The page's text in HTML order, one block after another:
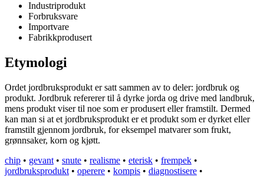
Industriprodukt
Forbruksvare
Importvare
Fabrikkprodusert
Etymologi
Ordet jordbruksprodukt er satt sammen av to deler: jordbruk og
produkt. Jordbruk refererer til å dyrke jorda og drive med landbruk,
mens produkt viser til noe som er produsert eller framstilt. Dermed
kan man si at et jordbruksprodukt er et produkt som er dyrket eller
framstilt gjennom jordbruk, for eksempel matvarer som frukt,
grønnsaker, korn og kjøtt.
chip • gevant • snute • realisme • eterisk • frempek •
jordbruksprodukt • operere • kompis • diagnostisere •